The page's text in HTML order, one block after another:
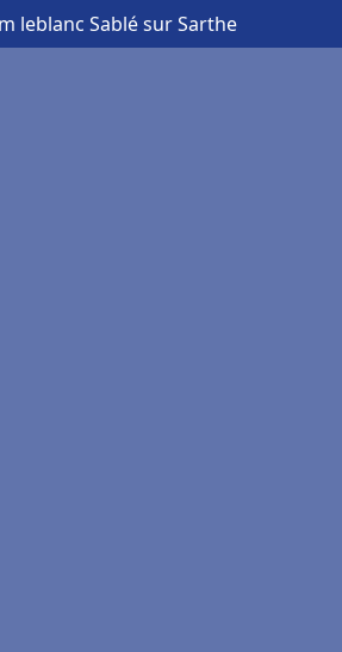
leblanc Sablé sur Sarthe